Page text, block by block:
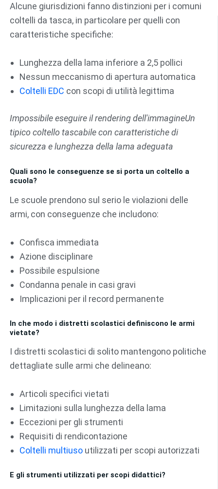
Alcune giurisdizioni fanno distinzioni per i comuni
coltelli da tasca, in particolare per quelli con
caratteristiche specifiche:
Lunghezza della lama inferiore a 2,5 pollici
Nessun meccanismo di apertura automatica
Coltelli EDC con scopi di utilità legittima
Impossibile eseguire il rendering dell'immagineUn
tipico coltello tascabile con caratteristiche di
sicurezza e lunghezza della lama adeguata
Quali sono le conseguenze se si porta un coltello a
scuola?
Le scuole prendono sul serio le violazioni delle
armi, con conseguenze che includono:
Confisca immediata
Azione disciplinare
Possibile espulsione
Condanna penale in casi gravi
Implicazioni per il record permanente
In che modo i distretti scolastici definiscono le armi
vietate?
I distretti scolastici di solito mantengono politiche
dettagliate sulle armi che delineano:
Articoli specifici vietati
Limitazioni sulla lunghezza della lama
Eccezioni per gli strumenti
Requisiti di rendicontazione
Coltelli multiuso utilizzati per scopi autorizzati
E gli strumenti utilizzati per scopi didattici?